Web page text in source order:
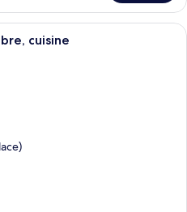
Un lit double avec du linge de lit
cuisine